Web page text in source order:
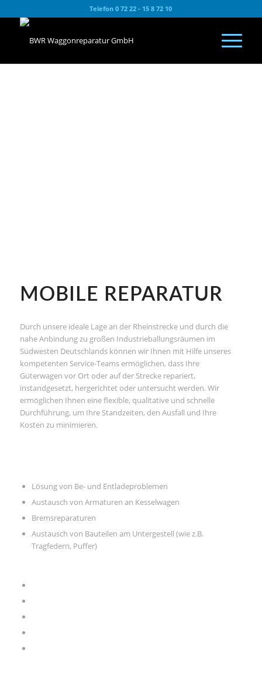
Telefon 0 72 22 - 15 8 72 10
MOBILE REPARATUR
Durch unsere ideale Lage an der Rheinstrecke und durch die
nahe Anbindung zu großen Industrieballungsräumen im
Südwesten Deutschlands können wir Ihnen mit Hilfe unseres
kompetenten Service-Teams ermöglichen, dass Ihre
Güterwagen vor Ort oder auf der Strecke repariert,
instandgesetzt, hergerichtet oder untersucht werden. Wir
ermöglichen Ihnen eine flexible, qualitative und schnelle
Durchführung, um Ihre Standzeiten, den Ausfall und Ihre
Kosten zu minimieren.
Lösung von Be- und Entladeproblemen
Austausch von Armaturen an Kesselwagen
Bremsreparaturen
Austausch von Bauteilen am Untergestell (wie z.B.
Tragfedern, Puffer)